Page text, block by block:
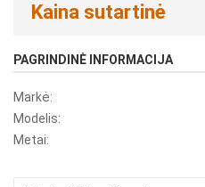
Kaina sutartinė
PAGRINDINĖ INFORMACIJA
Markė:
Modelis:
Metai: